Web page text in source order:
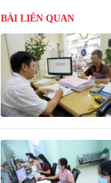
BÀI LIÊN QUAN